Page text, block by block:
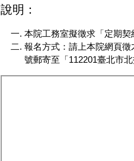
說明：
本院工務室擬徵求「定期契
報名方式：請上本院網頁
號郵寄至「112201臺北市